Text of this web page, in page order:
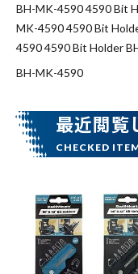
価格から探す
BH-MK-4590 4590 Bit
MK-4590 4590 Bit
4590 4590 Bit Holder
BH-MK-4590
最近閲覧